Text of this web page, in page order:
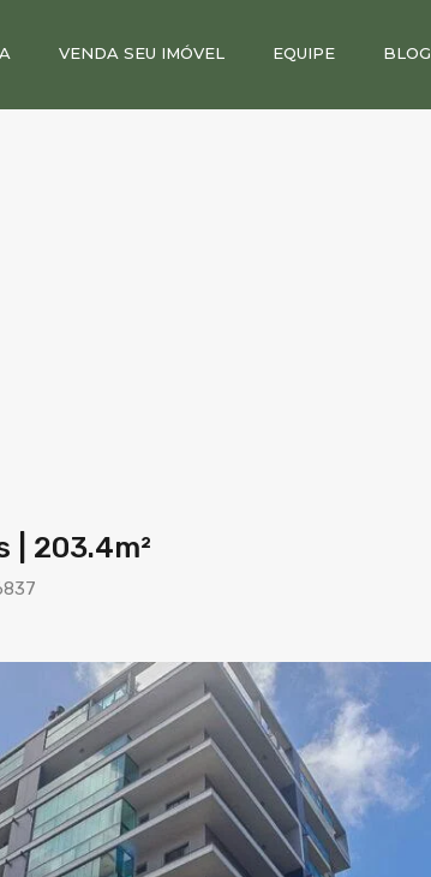
VENDA SEU IMÓVEL EQUIPE BLOG
| 203.4m²